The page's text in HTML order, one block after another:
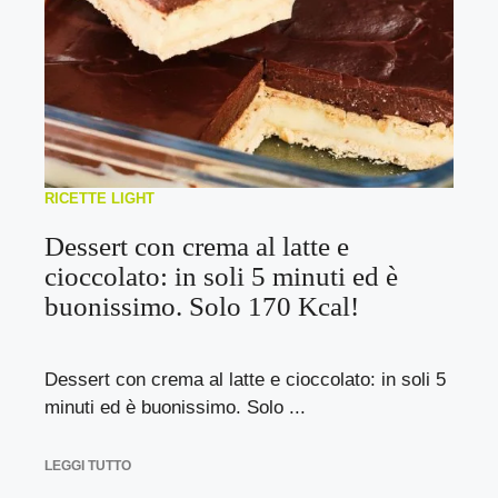
RICETTE LIGHT
Dessert con crema al latte e
cioccolato: in soli 5 minuti ed è
buonissimo. Solo 170 Kcal!
Dessert con crema al latte e cioccolato: in soli 5
minuti ed è buonissimo. Solo ...
LEGGI TUTTO